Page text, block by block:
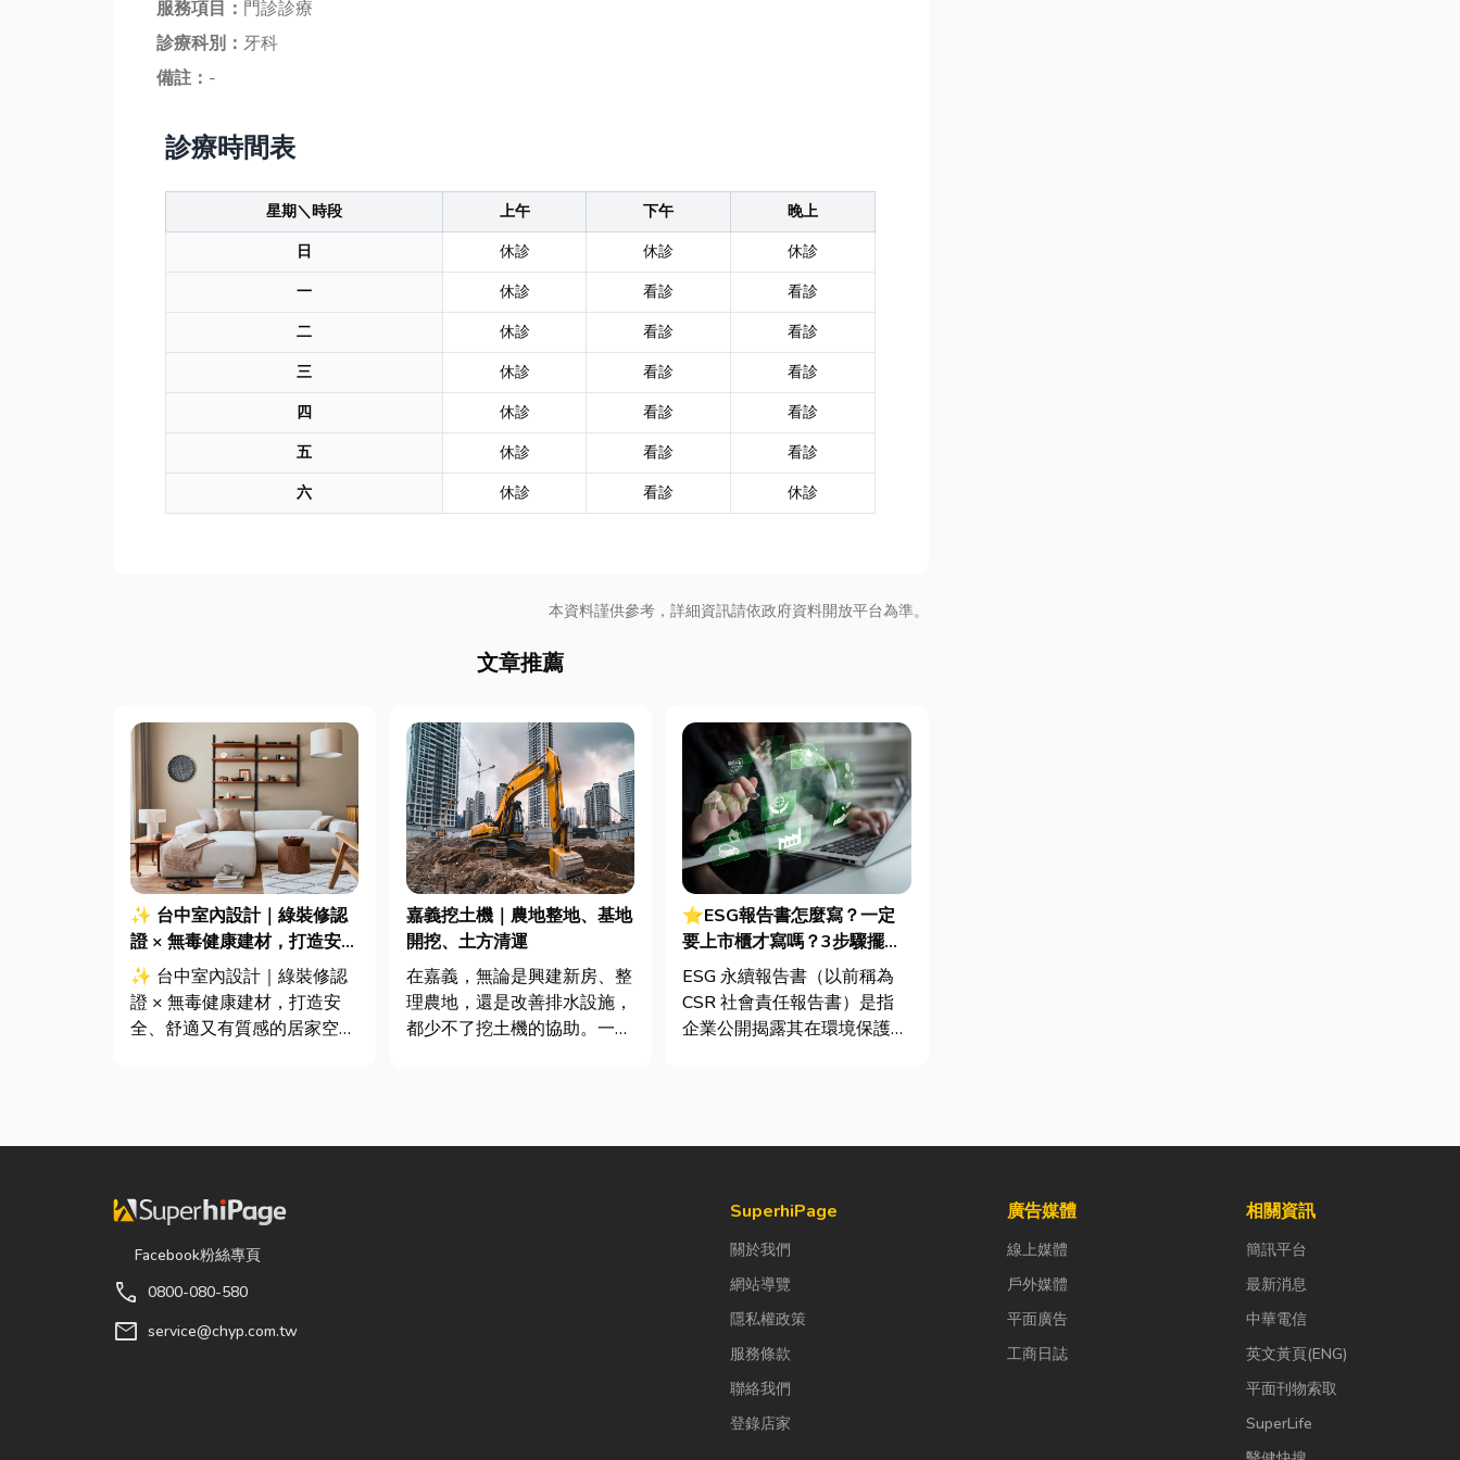
服務項目： 門診診療
診療科別： 牙科
備註： -
診療時間表
星期＼時段 上午 下午
晚上
日
休診 休診
休診
一
休診 看診
看診
二
休診 看診
看診
三
休診 看診
看診
四
休診 看診
看診
五
休診 看診
看診
六
休診 看診 休診
本資料謹供參考，詳細資訊請依政府資料開放平台為準。
文章推薦
✨ 台中室內設計｜綠裝修認
證 × 無毒健康建材，打造安
全、舒適又有質感的居家空間
✨ 台中室內設計｜綠裝修認
證 × 無毒健康建材，打造安
全、舒適又有質感的居家空間
嘉義挖土機｜農地整地、基地
開挖、土方清運
在嘉義，無論是興建新房、整
理農地，還是改善排水設施，
都少不了挖土機的協助。一台
⭐ESG報告書怎麼寫？一定
要上市櫃才寫嗎？3步驟擺脫
綠色轉型焦慮
ESG 永續報告書（以前稱為
CSR 社會責任報告書）是指
企業公開揭露其在環境保護
司，為...
Facebook粉絲專頁
call 0800-080-580
mail service@chyp.com.tw
SuperhiPage
關於我們
網站導覽
隱私權政策
服務條款
聯絡我們
登錄店家
廣告媒體
線上媒體
戶外媒體
平面廣告
工商日誌
相關資訊
簡訊平台
最新消息
中華電信
英文黃頁(ENG)
平面刊物索取
SuperLife